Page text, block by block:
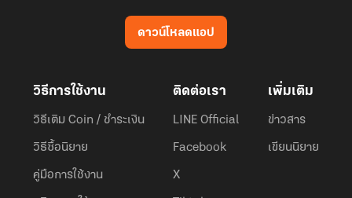
ดาวน์โหลดแอป
วิธีการใช้งาน
วิธีเติม Coin / ชำระเงิน
วิธีซื้อนิยาย
คู่มือการใช้งาน
ติดต่อเรา
LINE Official
Facebook
X
เพิ่มเติม
ข่าวสาร
เขียนนิยาย